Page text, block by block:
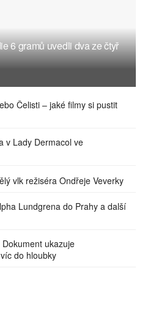
6 gramů uvedli dva ze čtyř
Čelisti – jaké filmy si pustit
v Lady Dermacol ve
vlk režiséra Ondřeje Veverky
Lundgrena do Prahy a další
ukazuje
do hloubky